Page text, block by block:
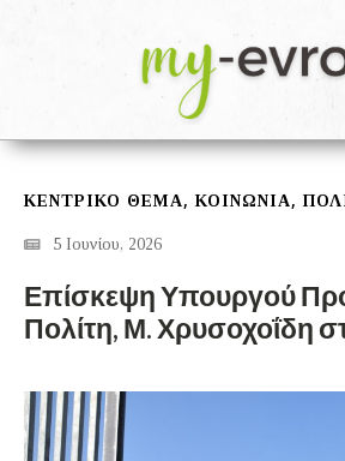
ΚΕΝΤΡΙΚΟ ΘΕΜΑ,ΚΟΙΝΩΝΙΑ,
5 Ιουνίου, 2026
Επίσκεψη Υπουργού
Πολίτη, Μ. Χρυσοχοΐδη